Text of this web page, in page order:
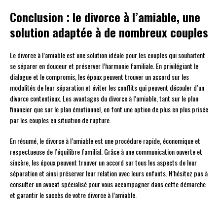
Conclusion : le divorce à l’amiable, une
solution adaptée à de nombreux couples
Le divorce à l’amiable est une solution idéale pour les couples qui souhaitent
se séparer en douceur et préserver l’harmonie familiale. En privilégiant le
dialogue et le compromis, les époux peuvent trouver un accord sur les
modalités de leur séparation et éviter les conflits qui peuvent découler d’un
divorce contentieux. Les avantages du divorce à l’amiable, tant sur le plan
financier que sur le plan émotionnel, en font une option de plus en plus prisée
par les couples en situation de rupture.
En résumé, le divorce à l’amiable est une procédure rapide, économique et
respectueuse de l’équilibre familial. Grâce à une communication ouverte et
sincère, les époux peuvent trouver un accord sur tous les aspects de leur
séparation et ainsi préserver leur relation avec leurs enfants. N’hésitez pas à
consulter un avocat spécialisé pour vous accompagner dans cette démarche
et garantir le succès de votre divorce à l’amiable.